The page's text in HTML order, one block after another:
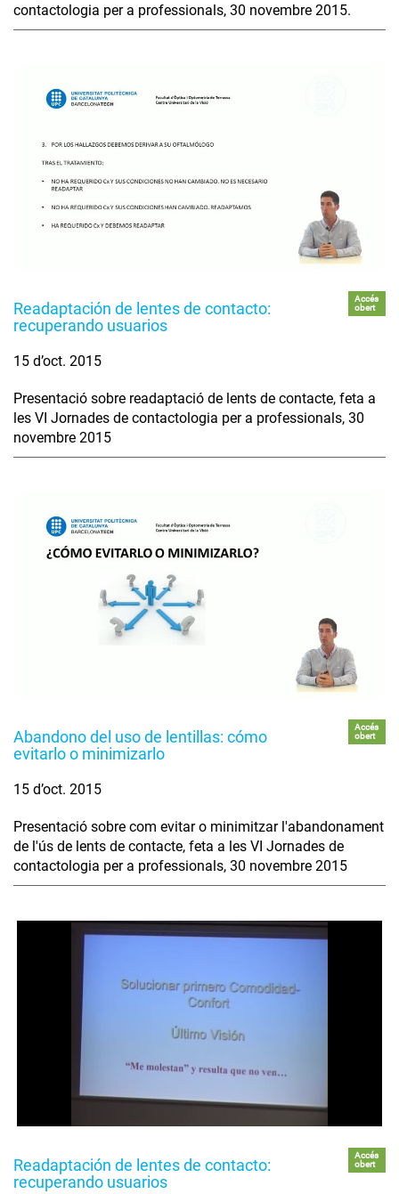
contactologia per a professionals, 30 novembre 2015.
Readaptación de lentes de contacto:
recuperando usuarios
Accés
obert
15 d’oct. 2015
Presentació sobre readaptació de lents de contacte, feta a
les VI Jornades de contactologia per a professionals, 30
novembre 2015
Abandono del uso de lentillas: cómo
evitarlo o minimizarlo
Accés
obert
15 d’oct. 2015
Presentació sobre com evitar o minimitzar l'abandonament
de l'ús de lents de contacte, feta a les VI Jornades de
contactologia per a professionals, 30 novembre 2015
Readaptación de lentes de contacto:
recuperando usuarios
Accés
obert